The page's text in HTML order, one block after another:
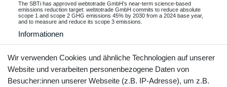
The SBTi has approved webtotrade GmbH’s near-term science-based
emissions reduction target: webtotrade GmbH commits to reduce absolute
scope 1 and scope 2 GHG emissions 45% by 2030 from a 2024 base year,
and to measure and reduce its scope 3 emissions.
Informationen
Vertrag widerrufen Kontakt
Wir verwenden Cookies und ähnliche Technologien auf unserer
Website und verarbeiten personenbezogene Daten von
Besucher:innen unserer Webseite (z.B. IP-Adresse), um z.B.